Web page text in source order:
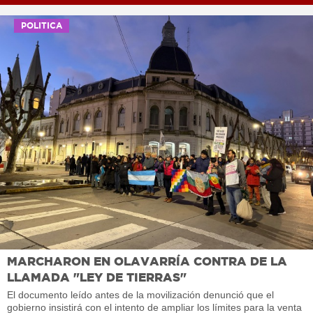
POLITICA
MARCHARON EN OLAVARRÍA CONTRA DE LA
LLAMADA "LEY DE TIERRAS"
El documento leído antes de la movilización denunció que el
gobierno insistirá con el intento de ampliar los límites para la venta